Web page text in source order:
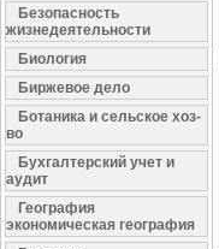
Безопасность
жизнедеятельности
Биология
Биржевое дело
Ботаника и сельское хоз-
во
Бухгалтерский учет и
аудит
География
экономическая география